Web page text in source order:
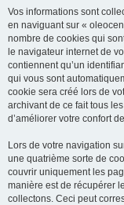
Vos informations sont
en naviguant sur «
nombre de cookies qui
le navigateur internet de
contiennent qu’un
qui vous sont
cookie sera créé lors de
archivant de ce fait tous
d’améliorer votre confort
Lors de votre navigation
une quatrième sorte de
couvrir uniquement les
manière est de récupérer
collectons. Ceci peut